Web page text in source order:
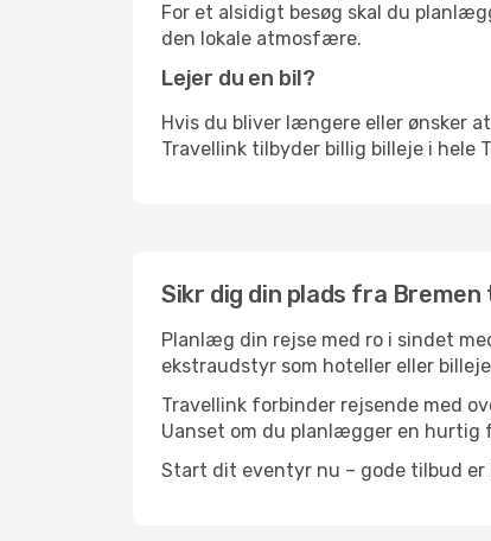
For et alsidigt besøg skal du
den lokale atmosfære.
Lejer du en bil?
Hvis du bliver længere eller ønsker
Travellink tilbyder billig billeje i hele
Sikr dig din plads fra Bremen
Planlæg din rejse med ro i sindet
ekstraudstyr som hoteller eller
Travellink forbinder rejsende med
Uanset om du planlægger en hurtig
Start dit eventyr nu – gode tilbud